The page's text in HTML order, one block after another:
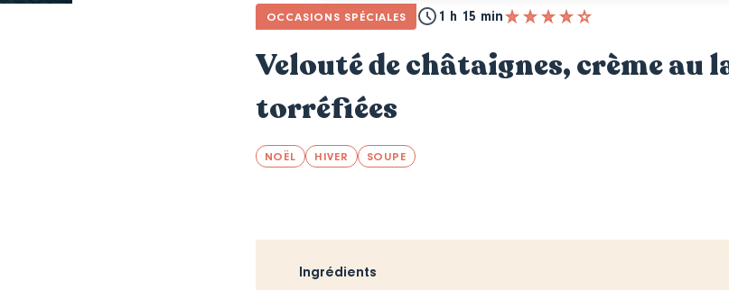
OCCASIONS SPÉCIALES 1 h 15 min
Velouté de châtaignes, crème au
torréfiées
NOËL HIVER SOUPE
Ingrédients